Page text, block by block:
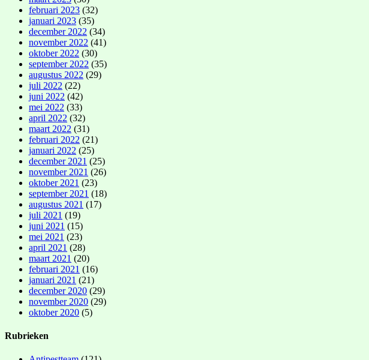
februari 2023 (32)
januari 2023 (35)
december 2022 (34)
november 2022 (41)
oktober 2022 (30)
september 2022 (35)
augustus 2022 (29)
juli 2022 (22)
juni 2022 (42)
mei 2022 (33)
april 2022 (32)
maart 2022 (31)
februari 2022 (21)
januari 2022 (25)
december 2021 (25)
november 2021 (26)
oktober 2021 (23)
september 2021 (18)
augustus 2021 (17)
juli 2021 (19)
juni 2021 (15)
mei 2021 (23)
april 2021 (28)
maart 2021 (20)
februari 2021 (16)
januari 2021 (21)
december 2020 (29)
november 2020 (29)
oktober 2020 (5)
Rubrieken